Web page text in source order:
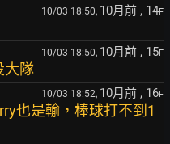
10/03 18:50, 10月前 , 14F
10/03 18:50, 10月前 , 15F
大隊
10/03 18:52, 10月前 , 16F
也是輸，棒球打不到1